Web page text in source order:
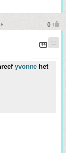
yvonne het